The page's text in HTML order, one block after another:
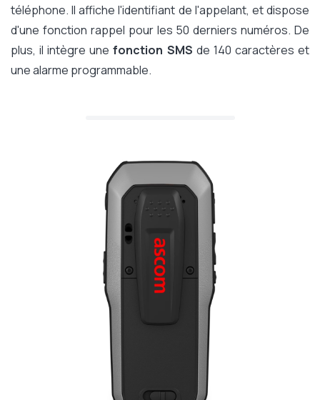
téléphone. Il affiche l'identifiant de l'appelant, et dispose
d'une fonction rappel pour les 50 derniers numéros. De
plus, il intègre unefonction SMS de 140 caractères et
une alarme programmable.